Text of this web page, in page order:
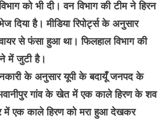
को भी दी। वन विभाग की टीम ने हिरन
दिया है। मीडिया रिपोर्ट्स के अनुसार
से फंसा हुआ था। फिलहाल विभाग की
में जुटी है।
के अनुसार यूपी के बदायूँ जनपद के
भवानीपुर गांव के खेत में एक काले हिरण के शव
में एक काले हिरण को मरा हुआ देखकर